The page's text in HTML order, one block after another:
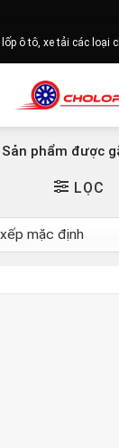
ô tô, xe tải các loại
Sản phẩm được
LỌC